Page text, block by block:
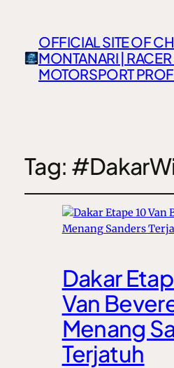
OFFICIAL SITE OF
MONTANARI |
MOTORSPORT
Tag:
Dakar
Van
Menang
Terjatuh